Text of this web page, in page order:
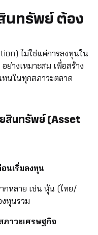
นทรัพย์ ต้อง
ไม่ใช่แค่การลงทุนใน
ย่างเหมาะสม เพื่อสร้าง
นในทุกสภาวะตลาด
สินทรัพย์ (Asset
นเริ่มลงทุน
กหลาย เช่น หุ้น (ไทย/
ทุนรวม
ภาวะเศรษฐกิจ